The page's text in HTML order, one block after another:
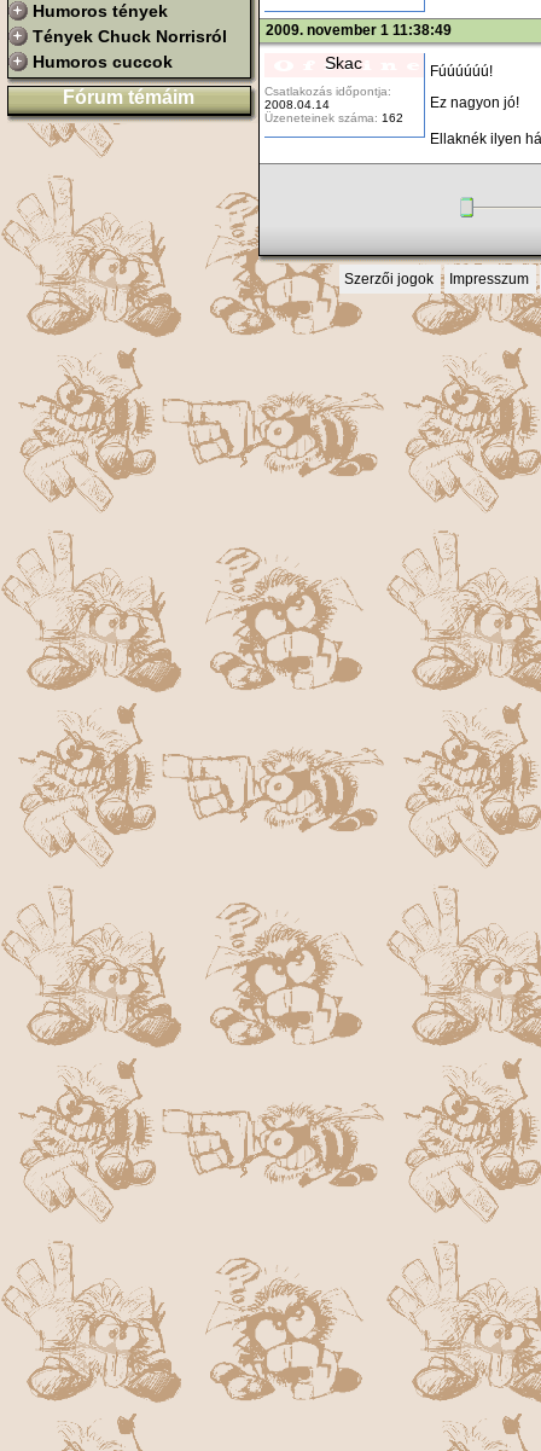
Humoros tények
Tények Chuck Norrisról
Humoros cuccok
Fórum témáim
2009. november 1 11:38:49
Skac
Csatlakozás időpontja:
2008.04.14
Üzeneteinek száma: 162
Fúúúúúú!
Ez nagyon jó!
Ellaknék ilyen
Szerzői jogok Impresszum